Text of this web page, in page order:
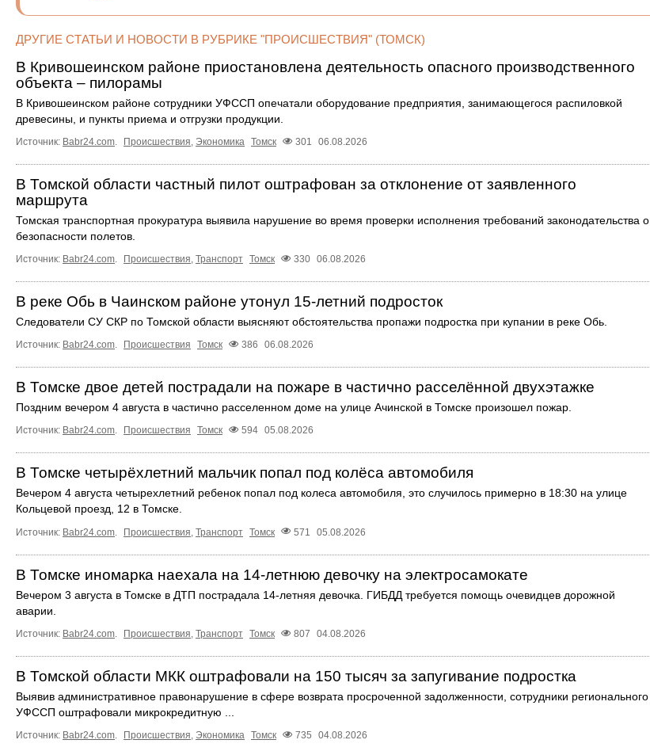
ДРУГИЕ СТАТЬИ И НОВОСТИ В РУБРИКЕ "ПРОИСШЕСТВИЯ" (ТОМСК)
В Кривошеинском районе приостановлена деятельность опасного производственного
объекта – пилорамы
В Кривошеинском районе сотрудники УФССП опечатали оборудование предприятия, занимающегося распиловкой
древесины, и пункты приема и отгрузки продукции.
Источник: Babr24.com. Происшествия, Экономика Томск 301 06.08.2026
В Томской области частный пилот оштрафован за отклонение от заявленного
маршрута
Томская транспортная прокуратура выявила нарушение во время проверки исполнения требований законодательства о
безопасности полетов.
Источник: Babr24.com. Происшествия, Транспорт Томск 330 06.08.2026
В реке Обь в Чаинском районе утонул 15-летний подросток
Следователи СУ СКР по Томской области выясняют обстоятельства пропажи подростка при купании в реке Обь.
Источник: Babr24.com. Происшествия Томск 386 06.08.2026
В Томске двое детей пострадали на пожаре в частично расселённой двухэтажке
Поздним вечером 4 августа в частично расселенном доме на улице Ачинской в Томске произошел пожар.
Источник: Babr24.com. Происшествия Томск 594 05.08.2026
В Томске четырёхлетний мальчик попал под колёса автомобиля
Вечером 4 августа четырехлетний ребенок попал под колеса автомобиля, это случилось примерно в 18:30 на улице
Кольцевой проезд, 12 в Томске.
Источник: Babr24.com Происшествия Транспорт Томск 571 05.08.2026
В Томске иномарка наехала на 14-летнюю девочку на электросамокате
Вечером 3 августа в Томске в ДТП пострадала 14-летняя девочка. ГИБДД требуется помощь очевидцев дорожной
аварии.
Источник: Babr24.com Происшествия Транспорт Томск 807 04.08.2026
В Томской области МКК оштрафовали на 150 тысяч за запугивание подростка
Выявив административное правонарушение в сфере возврата просроченной задолженности, сотрудники регионального
УФССП оштрафовали микрокредитную ...
Источник: Babr24.com Происшествия Экономика Томск 735 04.08.2026